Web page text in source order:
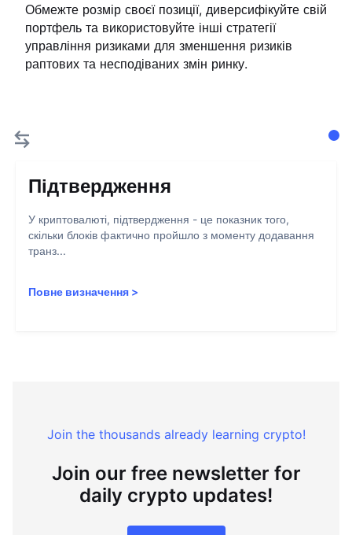
Обмежте розмір своєї позиції, диверсифікуйте свій
портфель та використовуйте інші стратегії
управління ризиками для зменшення ризиків
раптових та несподіваних змін ринку.
Підтвердження
У криптовалюті, підтвердження - це показник того,
скільки блоків фактично пройшло з моменту додавання
транз...
Повне визначення >
Join the thousands already learning crypto!
Join our free newsletter for
daily crypto updates!